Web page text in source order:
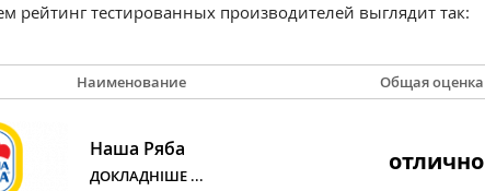
рейтинг тестированных производителей выглядит так:
Наименование Общая оценка
Наша Ряба
ДОКЛАДНІШЕ ... отлично